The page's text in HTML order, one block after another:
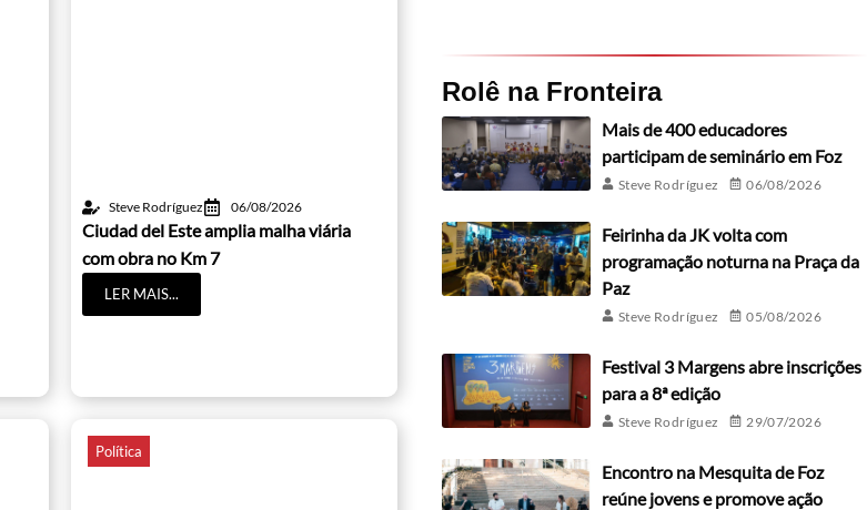
Steve Rodríguez 06/08/2026
Ciudad del Este amplia malha viária
com obra no Km 7
LER MAIS...
Política
Rolê na Fronteira
Mais de 400 educadores
participam de seminário em Foz
Steve Rodríguez 06/08/2026
Feirinha da JK volta com
programação noturna na Praça da
Paz
Steve Rodríguez 05/08/2026
Festival 3 Margens abre inscrições
para a 8ª edição
Steve Rodríguez 29/07/2026
Encontro na Mesquita de Foz
reúne jovens e promove ação